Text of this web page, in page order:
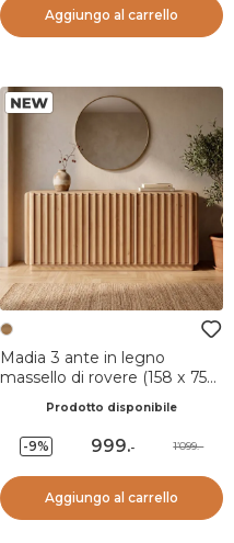
Aggiungo al carrello
Madia 3 ante in legno
massello di rovere (158 x 75
Prodotto disponibile
-9% 999.- 1’099.-
Aggiungo al carrello